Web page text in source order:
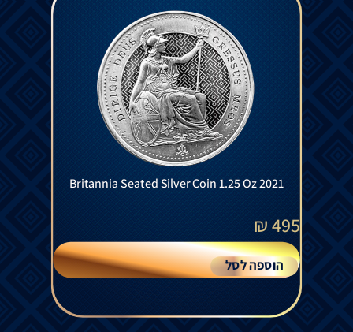
Britannia Seated Silver Coin 1.25 Oz 2021
495
₪
הוספה לסל